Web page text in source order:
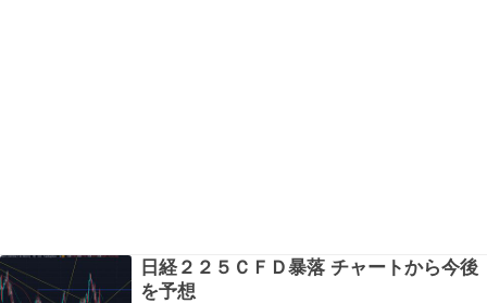
日経２２５ＣＦＤ暴落 チャートから今後
を予想